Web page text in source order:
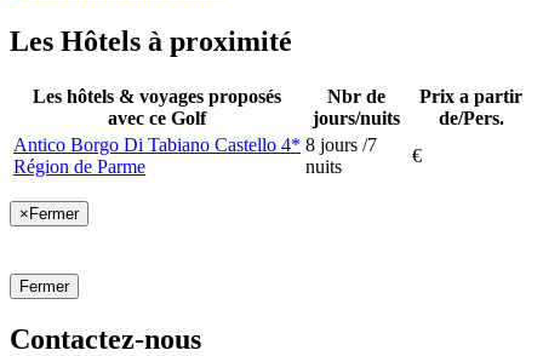
Les Hôtels à proximité
Les hôtels & voyages proposés
avec ce Golf
Nbr de
jours/nuits
Prix a partir
de/Pers.
Antico Borgo Di Tabiano Castello 4*
Région de Parme
8 jours /7
nuits
€
×Fermer
Fermer
Contactez-nous